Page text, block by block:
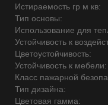
Истираемость гр м кв:
Тип основы:
Использование для
Устойчивость к
Цветоустойчивость:
Устойчивость к мебели:
Класс пажарной
Тип дизайна:
Цветовая гамма: